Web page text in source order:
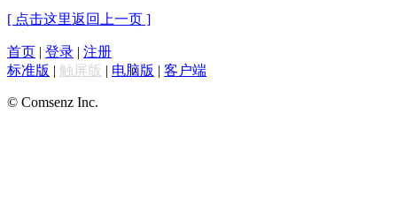
[ 点击这里返回上一页 ]
首页 | 登录 | 注册
标准版 | 触屏版 | 电脑版 | 客户端
© Comsenz Inc.